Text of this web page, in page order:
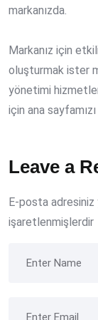
markanızda.
Markanız için
oluşturmak ister
yönetimi
için ana
Leave a
E-posta adresiniz
işaretlenmişlerdir